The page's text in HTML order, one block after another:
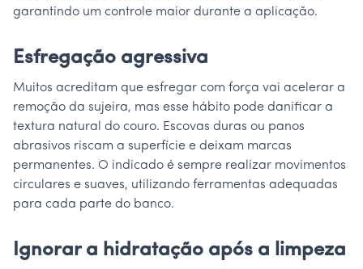
garantindo um controle maior durante a aplicação.
Esfregação agressiva
Muitos acreditam que esfregar com força vai acelerar a
remoção da sujeira, mas esse hábito pode danificar a
textura natural do couro. Escovas duras ou panos
abrasivos riscam a superfície e deixam marcas
permanentes. O indicado é sempre realizar movimentos
circulares e suaves, utilizando ferramentas adequadas
para cada parte do banco.
Ignorar a hidratação após a limpeza